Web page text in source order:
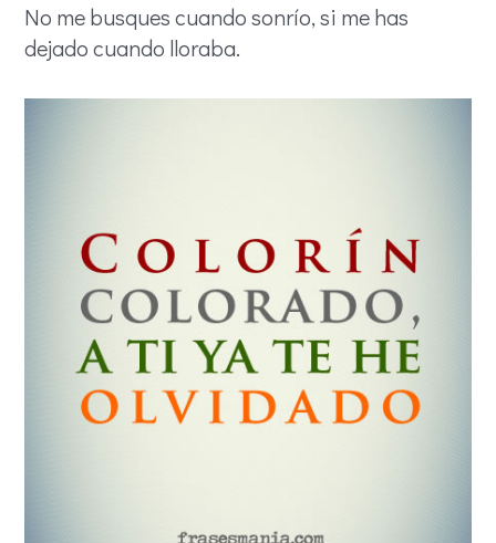
No me busques cuando sonrío, si me has
dejado cuando lloraba.